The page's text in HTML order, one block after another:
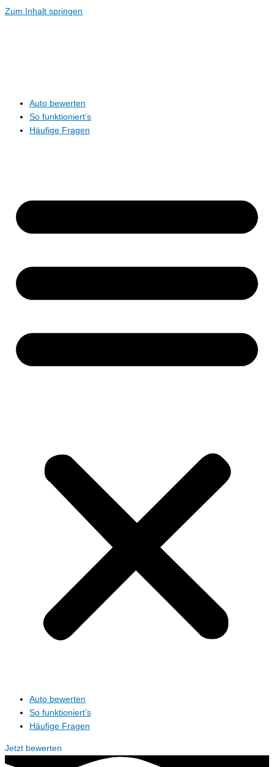
Zum Inhalt springen
Auto bewerten
So funktioniert’s
Häufige Fragen
Auto bewerten
So funktioniert’s
Häufige Fragen
Jetzt bewerten